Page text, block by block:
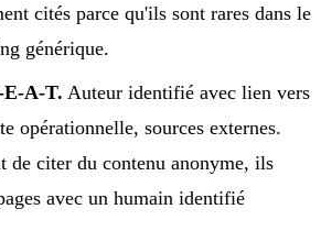
cités parce qu'ils sont rares dans le
générique.
E-A-T. Auteur identifié avec lien vers
opérationnelle, sources externes.
de citer du contenu anonyme, ils
avec un humain identifié